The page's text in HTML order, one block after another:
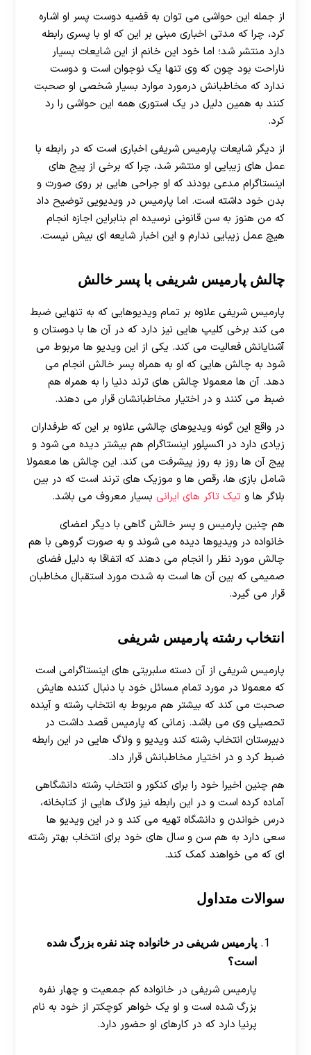
از جمله این حواشی می توان به قضیه دوست پسر او اشاره
کرد، چرا که مدتی اخباری مبنی بر این که او با پسری رابطه
دارد منتشر شد؛ اما خود این خانم از این شایعات بسیار
ناراحت بود چون که وی تنها یک نوجوان است و دوست
ندارد که مخاطبانش درمورد موارد بسیار شخصی او صحبت
کنند به همین دلیل در یک استوری همه این حواشی را رد
کرد.
از دیگر شایعات پارمیس شریفی اخباری است که در رابطه با
عمل های زیبایی او منتشر شد، چرا که برخی از پیج های
اینستاگرام مدعی بودند که او جراحی هایی بر روی صورت و
بدن خود داشته است. اما پارمیس در ویدیویی توضیح داد
که من هنوز به سن قانونی نرسیده ام بنابراین اجازه انجام
هیچ عمل زیبایی ندارم و این اخبار شایعه ای بیش نیست.
چالش پارمیس شریفی با پسر خالش
پارمیس شریفی علاوه بر تمام ویدیوهایی که به تنهایی ضبط
می کند برخی کلیپ هایی نیز دارد که در آن ها با دوستان و
آشنایانش فعالیت می کند. یکی از این ویدیو ها مربوط می
شود به چالش هایی که او به همراه پسر خالش انجام می
دهد. آن ها معمولا چالش های ترند دنیا را به همراه هم
ضبط می کنند و در اختیار مخاطبانشان قرار می دهند.
در واقع این گونه ویدیوهای چالشی علاوه بر این که طرفداران
زیادی دارد در اکسپلور اینستاگرام هم بیشتر دیده می شود و
پیج آن ها روز به روز پیشرفت می کند. این چالش ها معمولا
شامل بازی ها، رقص ها و موزیک های ترند است که در بین
بلاگر ها و تیک تاکر های ایرانی بسیار معروف می باشد.
هم چنین پارمیس و پسر خالش گاهی با دیگر اعضای
خانواده در ویدیوها دیده می شوند و به صورت گروهی با هم
چالش مورد نظر را انجام می دهند که اتفاقا به دلیل فضای
صمیمی که بین آن ها است به شدت مورد استقبال مخاطبان
قرار می گیرد.
انتخاب رشته پارمیس شریفی
پارمیس شریفی از آن دسته سلبریتی های اینستاگرامی است
که معمولا در مورد تمام مسائل خود با دنبال کننده هایش
صحبت می کند که بیشتر هم مربوط به انتخاب رشته و آینده
تحصیلی وی می باشد. زمانی که پارمیس قصد داشت در
دبیرستان انتخاب رشته کند ویدیو و ولاگ هایی در این رابطه
ضبط کرد و در اختیار مخاطبانش قرار داد.
هم چنین اخیرا خود را برای کنکور و انتخاب رشته دانشگاهی
آماده کرده است و در این رابطه نیز ولاگ هایی از کتابخانه،
درس خواندن و دانشگاه تهیه می کند و در این ویدیو ها
سعی دارد به هم سن و سال های خود برای انتخاب بهتر رشته
ای که می خواهند کمک کند.
سوالات متداول
پارمیس شریفی در خانواده چند نفره بزرگ شده
است؟
پارمیس شریفی در خانواده کم جمعیت و چهار نفره
بزرگ شده است و او یک خواهر کوچکتر از خود به نام
پرنیا دارد که در کارهای او حضور دارد.